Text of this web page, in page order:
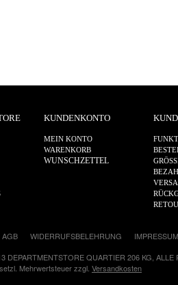
KUNDENKONTO
MEIN KONTO
WARENKORB
WUNSCHZETTEL
AGB WIDERRUFSBELEHRUNG
IMPRESSUM
DEPARTMENTSTORE QUARTIER 206 KG, ALLE
Mehrwertsteuer zzgl. Versandkosten